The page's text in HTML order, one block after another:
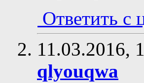
Ответить с
11.03.2016,
qlyouqwa